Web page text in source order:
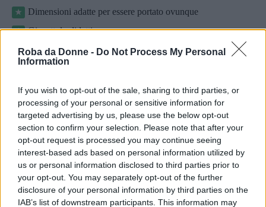
Roba da Donne - Do Not Process My Personal
Information
If you wish to opt-out of the sale, sharing to third parties, or
processing of your personal or sensitive information for
targeted advertising by us, please use the below opt-out
section to confirm your selection. Please note that after your
opt-out request is processed you may continue seeing
interest-based ads based on personal information utilized by
us or personal information disclosed to third parties prior to
your opt-out. You may separately opt-out of the further
disclosure of your personal information by third parties on the
IAB’s list of downstream participants. This information may
Dimensioni adatte per essere portato ovunque
Giocattolo didattico
CONTRO
Nessuno
Questi giochi stimolano diverse abilità nei
bambini, come la coordinazione occhio-mano,
oppure l’attenzione.
Continua a leggere dopo la pubblicità